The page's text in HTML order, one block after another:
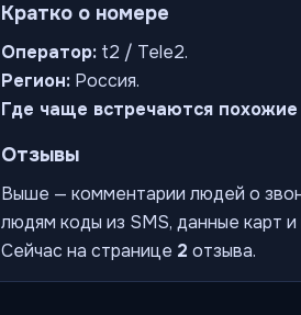
Кратко о номере
Оператор: t2 / Tele2.
Регион: Россия.
Где чаще встречаются
Отзывы
Выше — комментарии людей о
людям коды из SMS, данные карт и
Сейчас на странице 2 отзыва.